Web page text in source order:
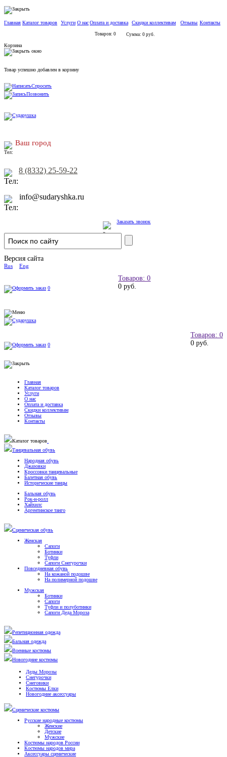
Главная Каталог товаров Услуги О насОплата и доставка Скидки коллективам Отзывы Контакты
Товаров: 0 Сумма: 0 руб.
Корзина
Товар успешно добавлен в корзину
Спросить
Позвонить
Ваш город
8 (8332) 25-59-22
info@sudaryshka.ru
Заказать звонок
Версия сайта
Rus Eng
Товаров: 0
0 руб.
0
Товаров: 0
0 руб.
0
Главная
Каталог товаров
Услуги
О нас
Оплата и доставка
Скидки коллективам
Отзывы
Контакты
Каталог товаров
Танцевальная обувь
Народная обувь
Джазовки
Кроссовки танцевальные
Балетная обувь
Исторические танцы
Бальная обувь
Рок-н-ролл
Хайхилс
Аргентинское танго
Сценическая обувь
Женская
Сапоги
Ботинки
Туфли
Сапоги Снегурочки
Повседневная обувь
На кожаной подошве
На полимерной подошве
Мужская
Ботинки
Сапоги
Туфли и полуботинки
Сапоги Деда Мороза
Репетиционная одежда
Бальная одежда
Военные костюмы
Новогодние костюмы
Деды Морозы
Снегурочки
Снеговики
Костюмы Елки
Новогодние аксессуары
Сценические костюмы
Русские народные костюмы
Женские
Детские
Мужские
Костюмы народов России
Костюмы народов мира
Аксессуары сценические